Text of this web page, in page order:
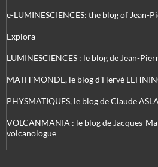
e-LUMINESCIENCES: the blog of Jean-
Explora
LUMINESCIENCES : le blog de Jean-
MATH'MONDE, le blog d'Hervé
PHYSMATIQUES, le blog de Claude
VOLCANMANIA : le blog de Jacques-
volcanologue